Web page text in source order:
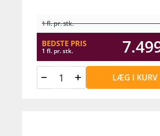
1 fl. pr. stk.
BEDSTE PRIS
1 fl. pr. stk.
LÆG I KURV